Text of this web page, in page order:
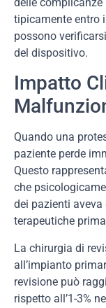
tipicamente entro
possono
del dispositivo.
Impatto
Quando una
paziente perde
Questo
che
dei pazienti
terapeutiche
La chirurgia di
all’impianto
revisione può
rispetto all’1-3%